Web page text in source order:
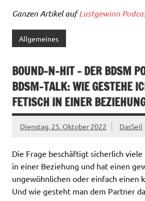
Ganzen Artikel aufLustgewinn
Allgemeines
BOUND-N-HIT – DER BDSM
BDSM-TALK: WIE GESTEHE
FETISCH IN EINER
Dienstag, 25. Oktober 2022 DasSeil
Die Frage beschäftigt sicherlich
in einer Beziehung und hat einen
ungewöhnlichen oder einfach einen
Und wie gesteht man dem Partner